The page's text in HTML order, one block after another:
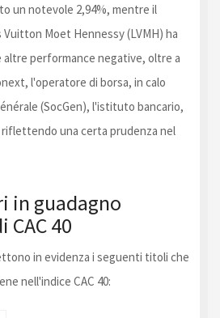
un notevole 2,94%, mentre il
Moet Hennessy (LVMH) ha
altre performance negative, oltre a
l'operatore di borsa, in calo
(SocGen), l'istituto bancario,
una certa prudenza nel
in guadagno
40
in evidenza i seguenti titoli che
nell'indice CAC 40: